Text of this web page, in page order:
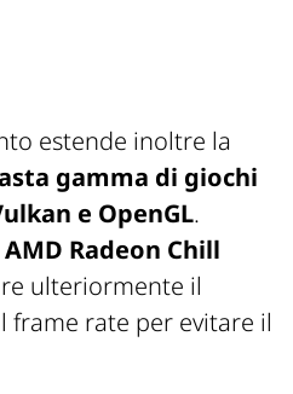
estende inoltre la
gamma di giochi
e OpenGL.
AMD Radeon Chill
ulteriormente il
frame rate per evitare il